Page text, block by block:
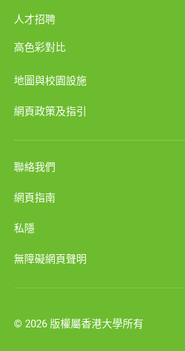
人才招聘
高色彩對比
地圖與校園設施
網頁政策及指引
聯絡我們
網頁指南
私隱
無障礙網頁聲明
© 2026 版權屬香港大學所有